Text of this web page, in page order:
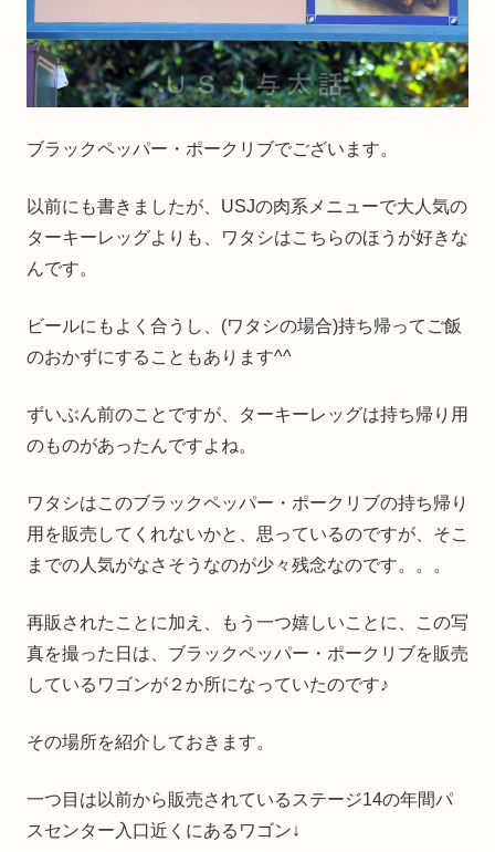
ブラックペッパー・ポークリブでございます。
以前にも書きましたが、USJの肉系メニューで大人気の
ターキーレッグよりも、ワタシはこちらのほうが好きな
んです。
ビールにもよく合うし、(ワタシの場合)持ち帰ってご飯
のおかずにすることもあります^^
ずいぶん前のことですが、ターキーレッグは持ち帰り用
のものがあったんですよね。
ワタシはこのブラックペッパー・ポークリブの持ち帰り
用を販売してくれないかと、思っているのですが、そこ
までの人気がなさそうなのが少々残念なのです。。。
再販されたことに加え、もう一つ嬉しいことに、この写
真を撮った日は、ブラックペッパー・ポークリブを販売
しているワゴンが２か所になっていたのです♪
その場所を紹介しておきます。
一つ目は以前から販売されているステージ14の年間パ
スセンター入口近くにあるワゴン↓